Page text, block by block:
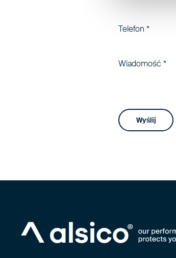
Telefon *
Wiadomość *
Wyślij